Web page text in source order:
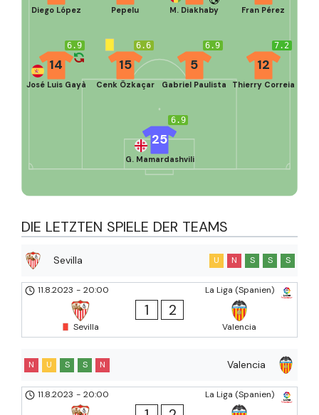
6.9
25
G. Mamardashvili
6.9
14
José Luis Gayà
6.6
15
Cenk Özkaçar
6.9
5
Gabriel Paulista
7.2
12
Thierry Correia
Diego López Pepelu M. Diakhaby Fran Pérez
DIE LETZTEN SPIELE DER TEAMS
Sevilla U N S S S
La Liga (Spanien)
11.8.2023 - 20:00
Sevilla
1 2
Valencia
Valencia
N U S S N
La Liga (Spanien)
11.8.2023 - 20:00